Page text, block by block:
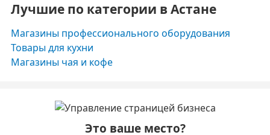
Лучшие по категории в Астане
Магазины профессионального оборудования
Товары для кухни
Магазины чая и кофе
Это ваше место?